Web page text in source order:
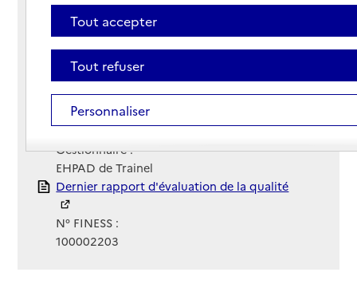
32 rue Saint Antoine
10400 - Traînel
Voir itinéraire
Téléphone :
03 25 39 10 38
Contact
Contact
Site Internet
Site internet non renseigné
Gestionnaire :
EHPAD de Trainel
Rapport HAS
Dernier rapport d'évaluation de la qualité
N° FINESS :
100002203
Tout accepter
Tout refuser
Personnaliser